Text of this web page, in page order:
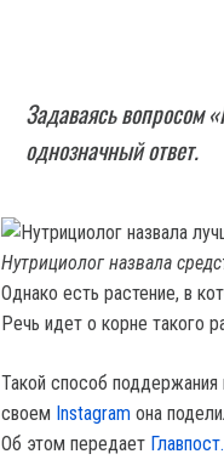
Задаваясь вопросом
однозначный ответ.
Нутрициолог назвала
Однако есть растение, в
Речь идет о корне такого
Такой способ
своем Instagram она
Об этом передает Главпост.